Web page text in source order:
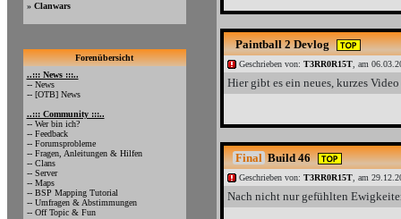
» Clanwars
Forenübersicht
..::: News :::..
-- News
-- [OTB] News
..::: Community :::..
-- Wer bin ich?
-- Feedback
-- Forumsprobleme
-- Fragen, Anleitungen & Hilfen
-- Clans
-- Server
-- Maps
-- BSP Mapping Tutorial
-- Umfragen & Abstimmungen
-- Off Topic & Fun
Paintball 2 Devlog
Geschrieben von: T3RR0R15T, am
Hier gibt es ein neues, kurzes
Final Build 46
Geschrieben von: T3RR0R15T, am
Nach nicht nur gefühlten